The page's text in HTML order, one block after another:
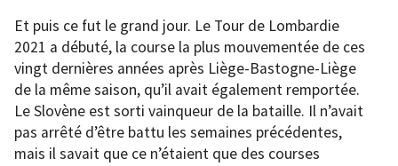
Et puis ce fut le grand jour. Le Tour de Lombardie
2021 a débuté, la course la plus mouvementée de ces
vingt dernières années après Liège-Bastogne-Liège
de la même saison, qu’il avait également remportée.
Le Slovène est sorti vainqueur de la bataille. Il n’avait
pas arrêté d’être battu les semaines précédentes,
mais il savait que ce n’étaient que des courses